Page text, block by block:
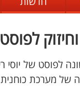
לפוסט של יוסי
של מערכת כוחנית
קביעת ניגודיות